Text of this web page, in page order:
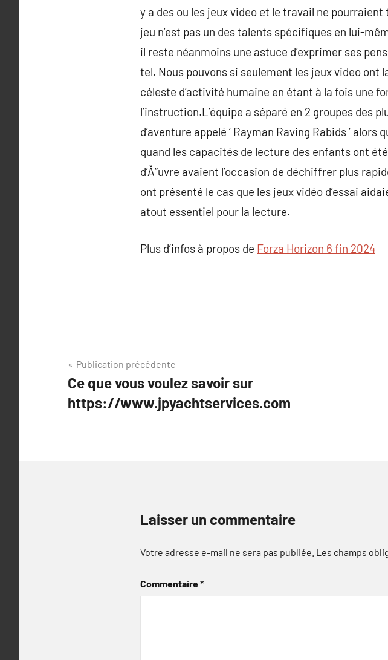
y a des ou les jeux video et le travail ne
jeu n’est pas un des talents spécifiques en lui-
il reste néanmoins une astuce d’exprimer ses
tel. Nous pouvons si seulement les jeux video
céleste d’activité humaine en étant à la fois une
l’instruction.L’équipe a séparé en 2 groupes des
d’aventure appelé ‘ Rayman Raving Rabids ‘
quand les capacités de lecture des enfants ont
d’Å“uvre avaient l’occasion de déchiffrer plus
ont présenté le cas que les jeux vidéo d’essai
atout essentiel pour la lecture.
Plus d’infos à propos de Forza Horizon 6 fin 2024
Navigation
de
l’article
Publication précédente
Ce que vous voulez savoir sur
https://www.jpyachtservices.com
Laisser un commentaire
Votre adresse e-mail ne sera pas publiée. Les champs
Commentaire*